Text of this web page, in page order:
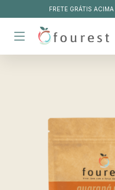
FRETE GRÁTIS